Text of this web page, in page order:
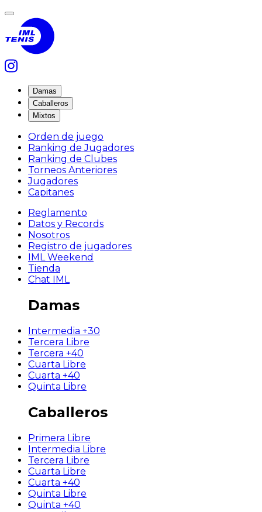
Damas
Caballeros
Mixtos
Orden de juego
Ranking de Jugadores
Ranking de Clubes
Torneos Anteriores
Jugadores
Capitanes
Reglamento
Datos y Records
Nosotros
Registro de jugadores
IML Weekend
Tienda
Chat IML
Damas
Intermedia +30
Tercera Libre
Tercera +40
Cuarta Libre
Cuarta +40
Quinta Libre
Caballeros
Primera Libre
Intermedia Libre
Tercera Libre
Cuarta Libre
Cuarta +40
Quinta Libre
Quinta +40